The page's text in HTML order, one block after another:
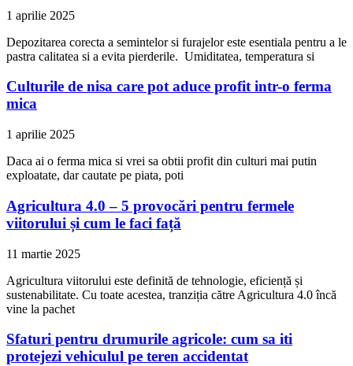
1 aprilie 2025
Depozitarea corecta a semintelor si furajelor este esentiala pentru a le
pastra calitatea si a evita pierderile. Umiditatea, temperatura si
Culturile de nisa care pot aduce profit intr-o ferma
mica
1 aprilie 2025
Daca ai o ferma mica si vrei sa obtii profit din culturi mai putin
exploatate, dar cautate pe piata, poti
Agricultura 4.0 – 5 provocări pentru fermele
viitorului și cum le faci față
11 martie 2025
Agricultura viitorului este definită de tehnologie, eficiență și
sustenabilitate. Cu toate acestea, tranziția către Agricultura 4.0 încă
vine la pachet
Sfaturi pentru drumurile agricole: cum sa iti
protejezi vehiculul pe teren accidentat